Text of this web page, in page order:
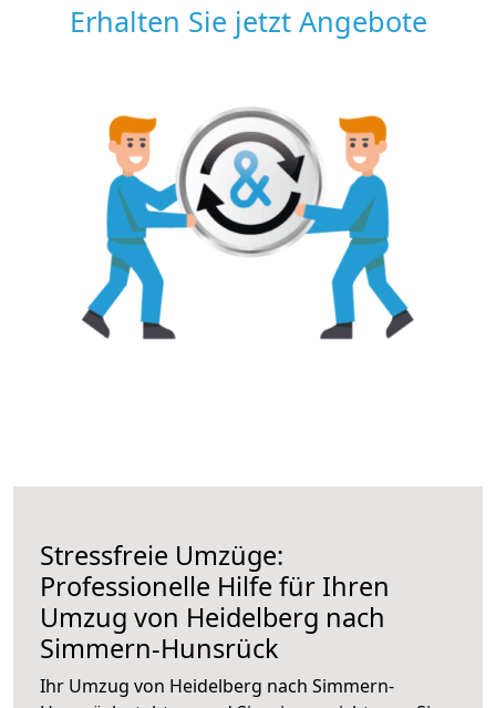
Erhalten Sie jetzt Angebote
Stressfreie Umzüge:
Professionelle Hilfe für Ihren
Umzug von Heidelberg nach
Simmern-Hunsrück
Ihr Umzug von Heidelberg nach Simmern-